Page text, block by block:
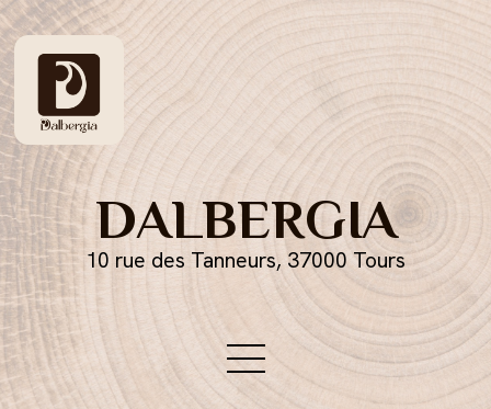
DALBERGIA
10 rue des Tanneurs, 37000 Tours